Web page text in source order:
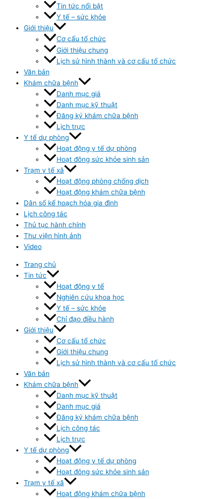
Tin tức nổi bật
Y tế – sức khỏe
Giới thiệu
Cơ cấu tổ chức
Giới thiệu chung
Lịch sử hình thành và cơ cấu tổ chức
Văn bản
Khám chữa bệnh
Danh mục giá
Danh mục kỹ thuật
Đăng ký khám chữa bệnh
Lịch trực
Y tế dự phòng
Hoạt động y tế dự phòng
Hoạt đông sức khỏe sinh sản
Trạm y tế xã
Hoạt động phòng chống dịch
Hoạt động khám chữa bệnh
Dân số kế hoạch hóa gia đình
Lịch công tác
Thủ tục hành chính
Thư viện hình ảnh
Video
Trang chủ
Tin tức
Hoạt động y tế
Nghiên cứu khoa học
Y tế – sức khỏe
Chỉ đạo điều hành
Giới thiệu
Cơ cấu tổ chức
Giới thiệu chung
Lịch sử hình thành và cơ cấu tổ chức
Văn bản
Khám chữa bệnh
Danh mục kỹ thuật
Danh mục giá
Đăng ký khám chữa bệnh
Lịch công tác
Lịch trực
Y tế dự phòng
Hoạt động y tế dự phòng
Hoạt đông sức khỏe sinh sản
Trạm y tế xã
Hoạt động khám chữa bệnh